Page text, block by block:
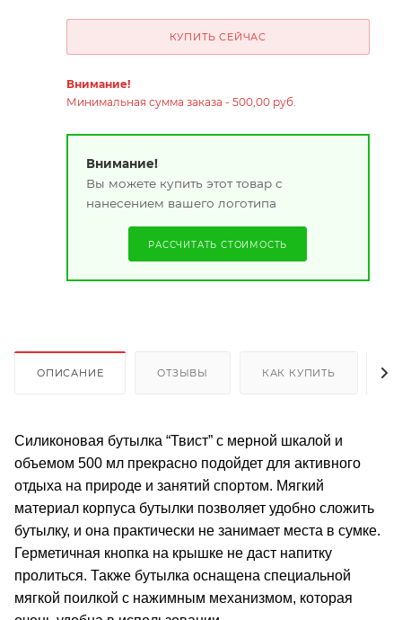
КУПИТЬ СЕЙЧАС
Внимание!
Минимальная сумма заказа - 500,00 руб.
Внимание!
Вы можете купить этот товар с
нанесением вашего логотипа
РАССЧИТАТЬ СТОИМОСТЬ
ОПИСАНИЕ ОТЗЫВЫ КАК КУПИТЬ
Силиконовая бутылка “Твист” с мерной шкалой и
объемом 500 мл прекрасно подойдет для активного
отдыха на природе и занятий спортом. Мягкий
материал корпуса бутылки позволяет удобно сложить
бутылку, и она практически не занимает места в сумке.
Герметичная кнопка на крышке не даст напитку
пролиться. Также бутылка оснащена специальной
мягкой поилкой с нажимным механизмом, которая